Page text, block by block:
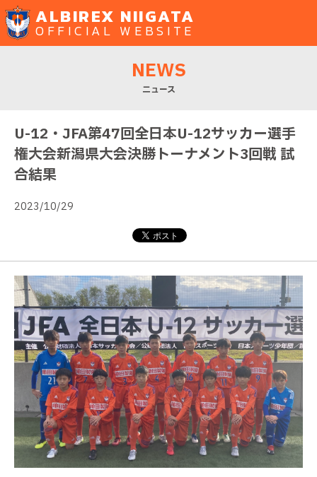
ALBIREX NIIGATA
OFFICIAL WEBSITE
NEWS
ニュース
U-12・JFA第47回全日本U-12サッカー選手
権大会新潟県大会決勝トーナメント3回戦 試
合結果
2023/10/29